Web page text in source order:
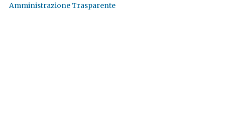
Amministrazione Trasparente